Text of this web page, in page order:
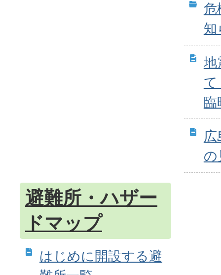
危
知
地
て
臨
の
避難所・ハザー
ドマップ
はじめに開設する避